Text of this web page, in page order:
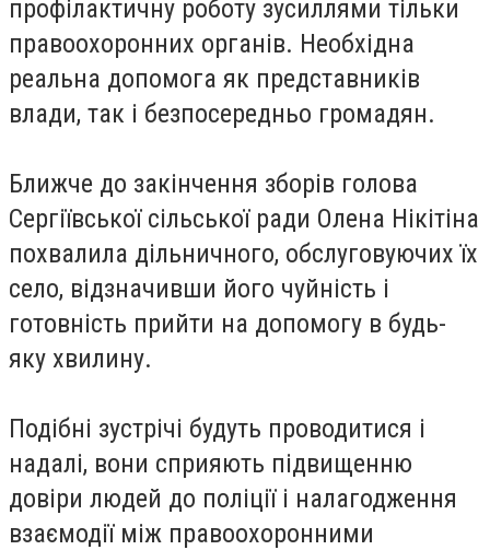
профілактичну роботу зусиллями тільки
правоохоронних органів. Необхідна
реальна допомога як представників
влади, так і безпосередньо громадян.
Ближче до закінчення зборів голова
Сергіївської сільської ради Олена Нікітіна
похвалила дільничного, обслуговуючих їх
село, відзначивши його чуйність і
готовність прийти на допомогу в будь-
яку хвилину.
Подібні зустрічі будуть проводитися і
надалі, вони сприяють підвищенню
довіри людей до поліції і налагодження
взаємодії між правоохоронними